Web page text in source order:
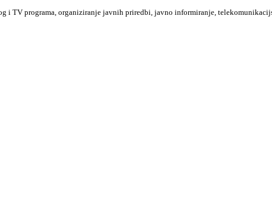
i TV programa, organiziranje javnih priredbi, javno informiranje,